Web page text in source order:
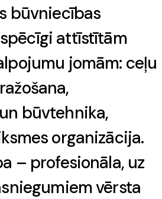
būvniecības
attīstītām
jomām: ceļu
būvtehnika,
organizācija.
– profesionāla, uz
vērsta